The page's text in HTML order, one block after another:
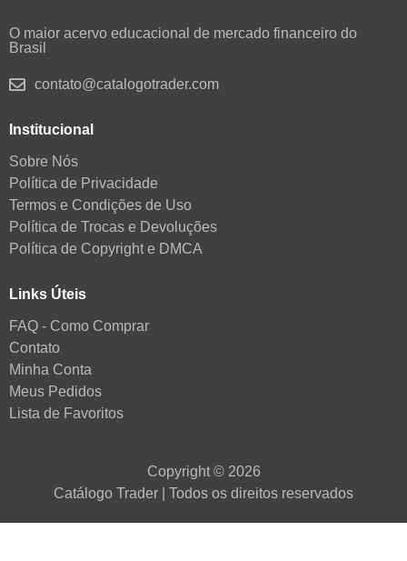
O maior acervo educacional de mercado financeiro do
Brasil
contato@catalogotrader.com
Institucional
Sobre Nós
Política de Privacidade
Termos e Condições de Uso
Política de Trocas e Devoluções
Política de Copyright e DMCA
Links Úteis
FAQ - Como Comprar
Contato
Minha Conta
Meus Pedidos
Lista de Favoritos
Copyright © 2026
Catálogo Trader | Todos os direitos reservados